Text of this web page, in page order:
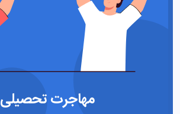
مهاجرت تحصیلی